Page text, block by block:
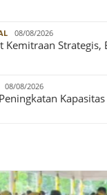
08/08/2026
Kemitraan Strategis,
08/08/2026